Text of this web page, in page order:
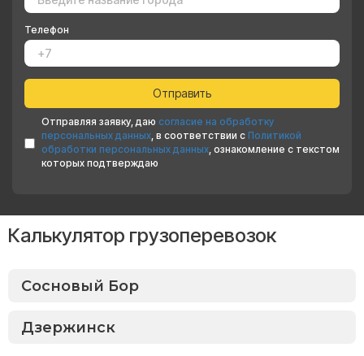
Телефон
Отправляя заявку, даю согласие на обработку
персональных данных, в соответствии с Политикой
обработки персональных данных, ознакомление с текстом
которых подтверждаю
Калькулятор грузоперевозок